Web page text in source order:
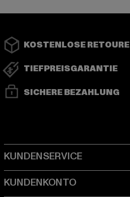
KOSTENLOSE RETOURE
TIEFPREISGARANTIE
SICHERE BEZAHLUNG